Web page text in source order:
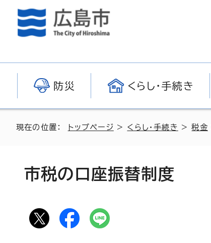
防災 くらし・手続き
現在の位置： トップページ > くらし・手続き >税金
市税の口座振替制度